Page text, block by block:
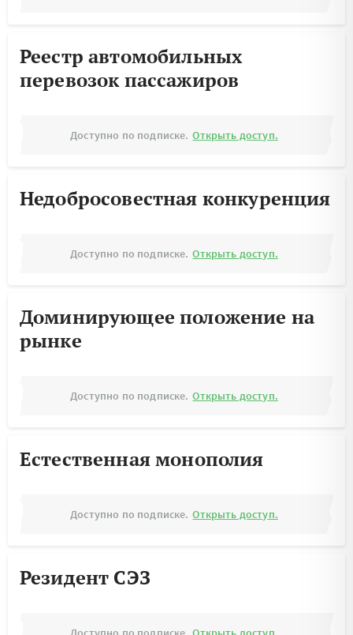
Реестр автомобильных
перевозок пассажиров
Доступно по подписке. Открыть доступ.
Недобросовестная конкуренция
Доступно по подписке. Открыть доступ.
Доминирующее положение на
рынке
Доступно по подписке. Открыть доступ.
Естественная монополия
Доступно по подписке. Открыть доступ.
Резидент СЭЗ